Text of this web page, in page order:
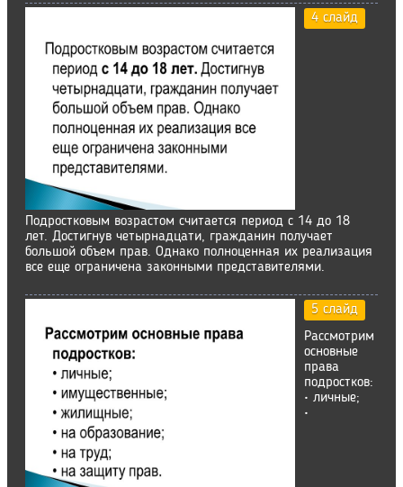
4 слайд
Подростковым возрастом считается период с 14 до 18
лет. Достигнув четырнадцати, гражданин получает
большой объем прав. Однако полноценная их реализация
все еще ограничена законными представителями.
5 слайд
Рассмотрим
основные
права
подростков:
• личные;
•